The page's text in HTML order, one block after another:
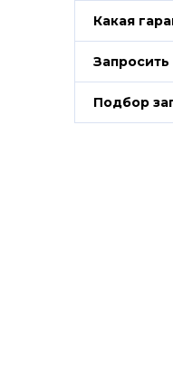
Какая
Запросить
Подбор